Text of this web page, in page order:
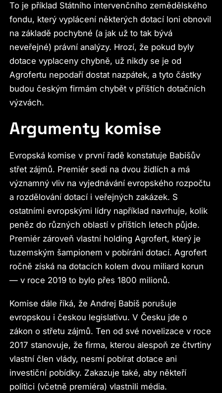
To je příklad Státního intervenčního zemědělského
fondu, který vyplácení některých dotací loni obnovil
na základě pochybné (a jak už to tak bývá
neveřejné) právní analýzy. Hrozí, že pokud byly
dotace vyplaceny chybně, už nikdy se je od
Agrofertu nepodaří dostat nazpátek, a tyto částky
budou českým firmám chybět v příštích dotačních
výzvách.
Argumenty komise
Evropská komise v první řadě konstatuje Babišův
střet zájmů. Premiér sedí na dvou židlích a má
významný vliv na vyjednávání evropského rozpočtu
a rozdělování dotací i veřejných zakázek. S
ostatními evropskými lídry například navrhuje, kolik
peněz do různých oblastí v příštích letech půjde.
Premiér zároveň vlastní holding Agrofert, který je
tuzemským šampionem v pobírání dotací. Agrofert
ročně získá na dotacích kolem dvou miliard korun
— v roce 2019 to bylo přes 1800 milionů.
Komise dále říká, že Andrej Babiš porušuje
evropskou i českou legislativu. V Česku jde o
zákon o střetu zájmů. Ten od své novelizace v roce
2017 stanovuje, že firma, kterou alespoň ze čtvrtiny
vlastní člen vlády, nesmí pobírat dotace ani
investiční pobídky. Zakazuje také, aby někteří
politici (včetně premiéra) vlastnili média.